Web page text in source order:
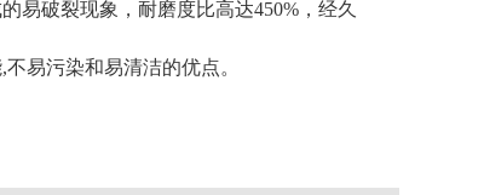
易破裂现象，耐磨度比高达450%，经久
易污染和易清洁的优点。